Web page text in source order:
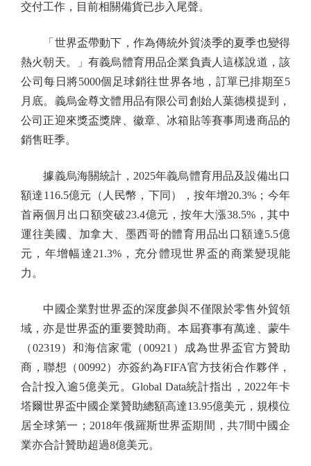
交付工作，目前相關備貨已步入尾聲。
「世界盃帶動下，作為傳統外貿淡季的夏季也變得
熱火朝天。」有義烏體育用品企業負責人這樣說道，該
公司每日將5000個足球銷往世界各地，訂單已排期至5
月底。義烏金尊文體用品有限公司創始人葉德模提到，
公司正迎來獎盃獎牌、徽章、冰箱貼等賽事周邊商品的
銷售旺季。
據義烏海關統計，2025年義烏體育用品及設備出口
額達116.5億元（人民幣，下同），按年增20.3%；今年
首兩個月出口額突破23.4億元，按年大漲38.5%，其中
運往美國、加拿大、墨西哥的體育用品出口額達5.5億
元，年增幅達21.3%，充分體現世界盃的商業變現能
力。
中國企業對世界盃的深度參與不僅限於零售外貿領
域，亦是世界盃的重要贊助商。本屆賽事有萬達、蒙牛
（02319）和海信家電（00921）成為世界盃官方贊助
商，聯想（00992）亦簽約為FIFA官方技術合作夥伴，
合計投入逾5億美元。Global Data統計指出，2022年卡
塔爾世界盃中國企業贊助總額高達13.95億美元，規模位
居全球第一；2018年俄羅斯世界盃期間，共7間中國企
業亦合計贊助超過8億美元。